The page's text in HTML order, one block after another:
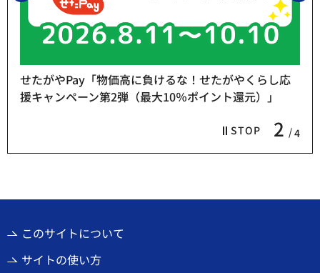
STOP 2 4
せたがやPay「物価高に負けるな！せたがやくらし応
援キャンペーン第2弾（最大10％ポイント還元）」
このサイトについて
サイトの使い方